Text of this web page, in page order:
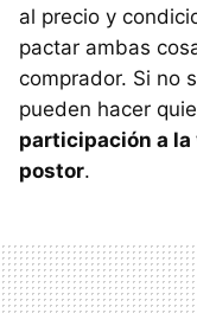
al precio y
pactar ambas
comprador. Si no
pueden hacer
participación a
postor.